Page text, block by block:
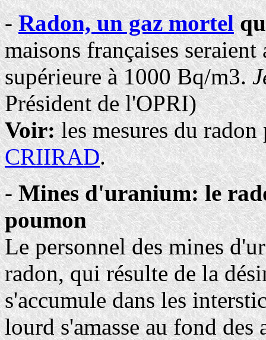
-Radon, un gaz mortel
maisons françaises
supérieure à 1000 Bq/m3.
Président de l'OPRI)
Voir:les mesures du
CRIIRAD.
-Mines d'uranium: le
poumon
Le personnel des mines
radon, qui résulte de la
s'accumule dans les
lourd s'amasse au fond